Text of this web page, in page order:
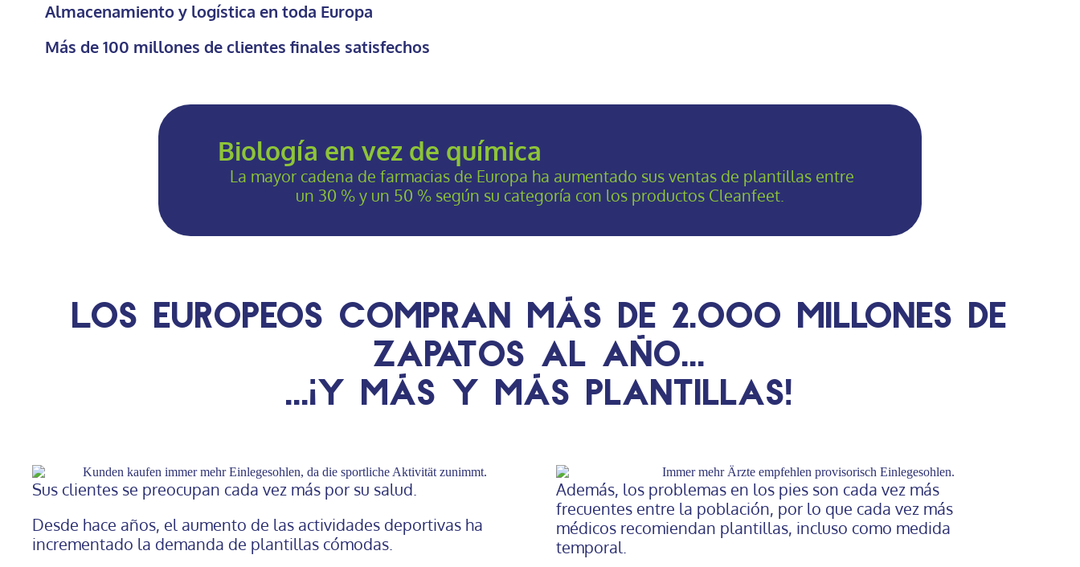
Almacenamiento y logística en toda Europa
Más de 100 millones de clientes finales satisfechos
Biología en vez de química
La mayor cadena de farmacias de Europa ha aumentado sus ventas de plantillas entre
un 30 % y un 50 % según su categoría con los productos Cleanfeet.
Los europeos compran más de 2.000 millones de
zapatos al año...
...¡y más y más plantillas!
Sus clientes se preocupan cada vez más por su salud.
Desde hace años, el aumento de las actividades deportivas ha
incrementado la demanda de plantillas cómodas.
Además, los problemas en los pies son cada vez más
frecuentes entre la población, por lo que cada vez más
médicos recomiendan plantillas, incluso como medida
temporal.